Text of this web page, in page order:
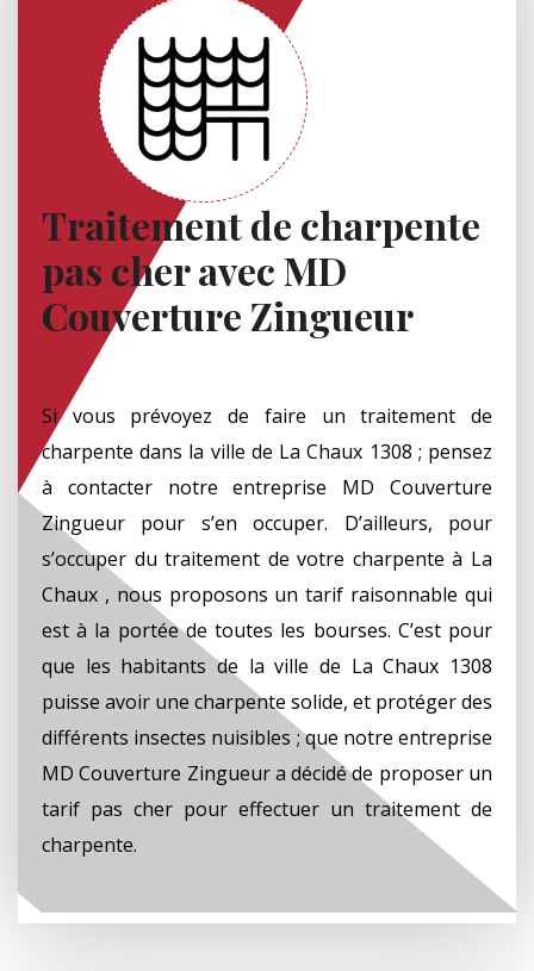
Traitement de charpente
pas cher avec MD
Couverture Zingueur
Si vous prévoyez de faire un traitement de
charpente dans la ville de La Chaux 1308 ; pensez
à contacter notre entreprise MD Couverture
Zingueur pour s’en occuper. D’ailleurs, pour
s’occuper du traitement de votre charpente à La
Chaux , nous proposons un tarif raisonnable qui
est à la portée de toutes les bourses. C’est pour
que les habitants de la ville de La Chaux 1308
puisse avoir une charpente solide, et protéger des
différents insectes nuisibles ; que notre entreprise
MD Couverture Zingueur a décidé de proposer un
tarif pas cher pour effectuer un traitement de
charpente.